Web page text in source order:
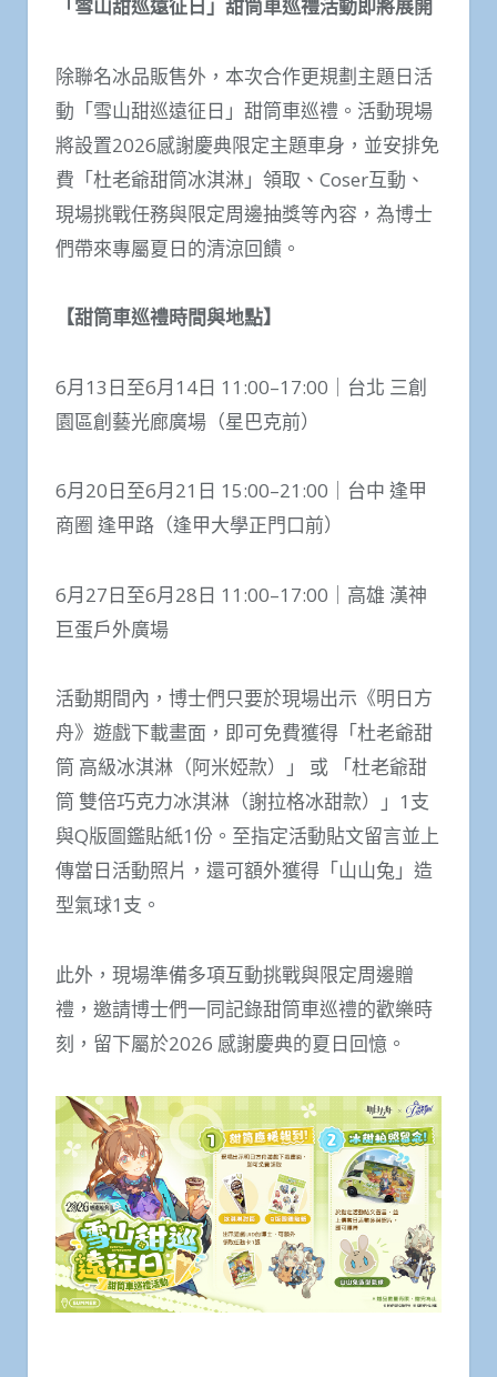
「雪山甜巡遠征日」甜筒車巡禮活動即將展開
除聯名冰品販售外，本次合作更規劃主題日活
動「雪山甜巡遠征日」甜筒車巡禮。活動現場
將設置2026感謝慶典限定主題車身，並安排免
費「杜老爺甜筒冰淇淋」領取、Coser互動、
現場挑戰任務與限定周邊抽獎等內容，為博士
們帶來專屬夏日的清涼回饋。
【甜筒車巡禮時間與地點】
6月13日至6月14日 11:00–17:00｜台北 三創
園區創藝光廊廣場（星巴克前）
6月20日至6月21日 15:00–21:00｜台中 逢甲
商圈 逢甲路（逢甲大學正門口前）
6月27日至6月28日 11:00–17:00｜高雄 漢神
巨蛋戶外廣場
活動期間內，博士們只要於現場出示《明日方
舟》遊戲下載畫面，即可免費獲得「杜老爺甜
筒 高級冰淇淋（阿米婭款）」 或 「杜老爺甜
筒 雙倍巧克力冰淇淋（謝拉格冰甜款）」1支
與Q版圖鑑貼紙1份。至指定活動貼文留言並上
傳當日活動照片，還可額外獲得「山山兔」造
型氣球1支。
此外，現場準備多項互動挑戰與限定周邊贈
禮，邀請博士們一同記錄甜筒車巡禮的歡樂時
刻，留下屬於2026 感謝慶典的夏日回憶。